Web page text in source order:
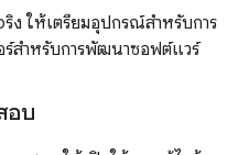
ง ให้เตรียมอุปกรณ์สำหรับการ
สำหรับการพัฒนาซอฟต์แวร์
อบ